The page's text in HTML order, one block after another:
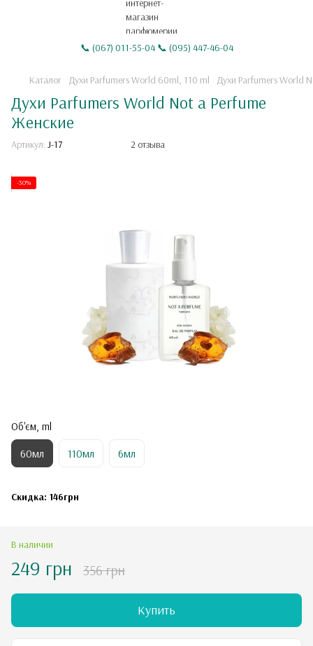
📞 (067) 011-55-04 📞 (095) 447-46-04
Каталог Духи Parfumers World 60ml, 110 ml Духи Parfumers World
Духи Parfumers World Not a Perfume
Женские
Артикул: J-17 2 отзыва
-30%
Об'єм, ml
60мл 110мл 6мл
Скидка: 146грн
В наличии
249 грн 356 грн
Купить